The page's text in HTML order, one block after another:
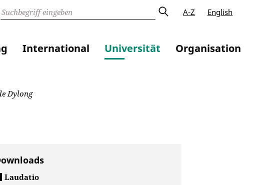
A-Z English
International Universität Organisation
Dylong
Laudatio